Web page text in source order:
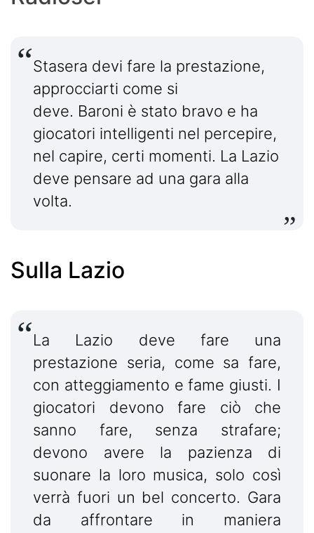
Stasera devi fare la prestazione,
approcciarti come si
deve. Baroni è stato bravo e ha
giocatori intelligenti nel percepire,
nel capire, certi momenti. La Lazio
deve pensare ad una gara alla
volta.
Sulla Lazio
La Lazio deve fare una
prestazione seria, come sa fare,
con atteggiamento e fame giusti. I
giocatori devono fare ciò che
sanno fare, senza strafare;
devono avere la pazienza di
suonare la loro musica, solo così
verrà fuori un bel concerto. Gara
da affrontare in maniera